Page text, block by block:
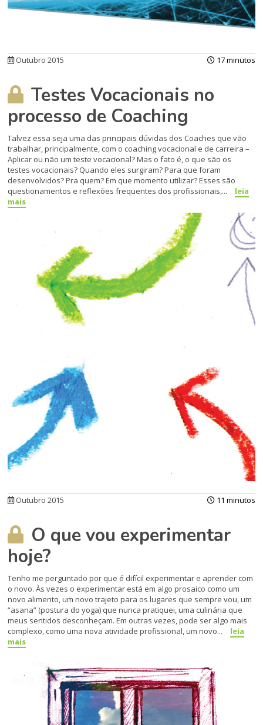
Outubro 2015 17 minutos
Testes Vocacionais no
processo de Coaching
Talvez essa seja uma das principais dú­vidas dos Coaches que vão
trabalhar, principalmente, com o coaching voca­cional e de carreira –
Aplicar ou não um teste vocacional? Mas o fato é, o que são os
testes vo­cacionais? Quando eles surgiram? Para que foram
desenvolvidos? Pra quem? Em que momento utilizar? Esses são
questionamentos e reflexões fre­quentes dos profissionais,...
leia
mais
Outubro 2015 11 minutos
O que vou experimentar
hoje?
Tenho me perguntado por que é difícil experimentar e aprender com
o novo. Às vezes o experimentar está em algo prosaico como um
novo alimento, um novo trajeto para os lugares que sem­pre vou, um
“asana” (postura do yoga) que nunca pratiquei, uma culinária que
meus sentidos desconheçam. Em outras vezes, pode ser algo mais
com­plexo, como uma nova atividade profis­sional, um novo...
leia
mais